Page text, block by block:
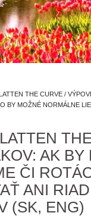
THE CURVE /
BY MOŽNÉ NORMÁLNE
AK
ČI
ANI
(SK, ENG)